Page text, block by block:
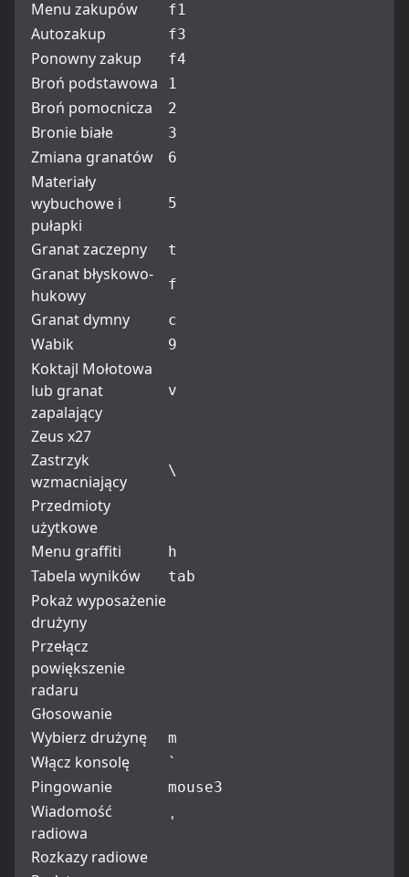
Menu zakupów f1
Autozakup f3
Ponowny zakup f4
Broń podstawowa 1
Broń pomocnicza 2
Bronie białe 3
Zmiana granatów 6
Materiały
wybuchowe i
pułapki
5
Granat zaczepny t
Granat błyskowo-
hukowy
f
Granat dymny c
Wabik 9
Koktajl Mołotowa
lub granat
zapalający
v
Zeus x27
Zastrzyk
wzmacniający
\
Przedmioty
użytkowe
Menu graffiti
h
Tabela wyników tab
Pokaż wyposażenie
drużyny
Przełącz
powiększenie
radaru
Głosowanie
Wybierz drużynę
m
Włącz konsolę `
Pingowanie mouse3
Wiadomość
radiowa
'
Rozkazy radiowe